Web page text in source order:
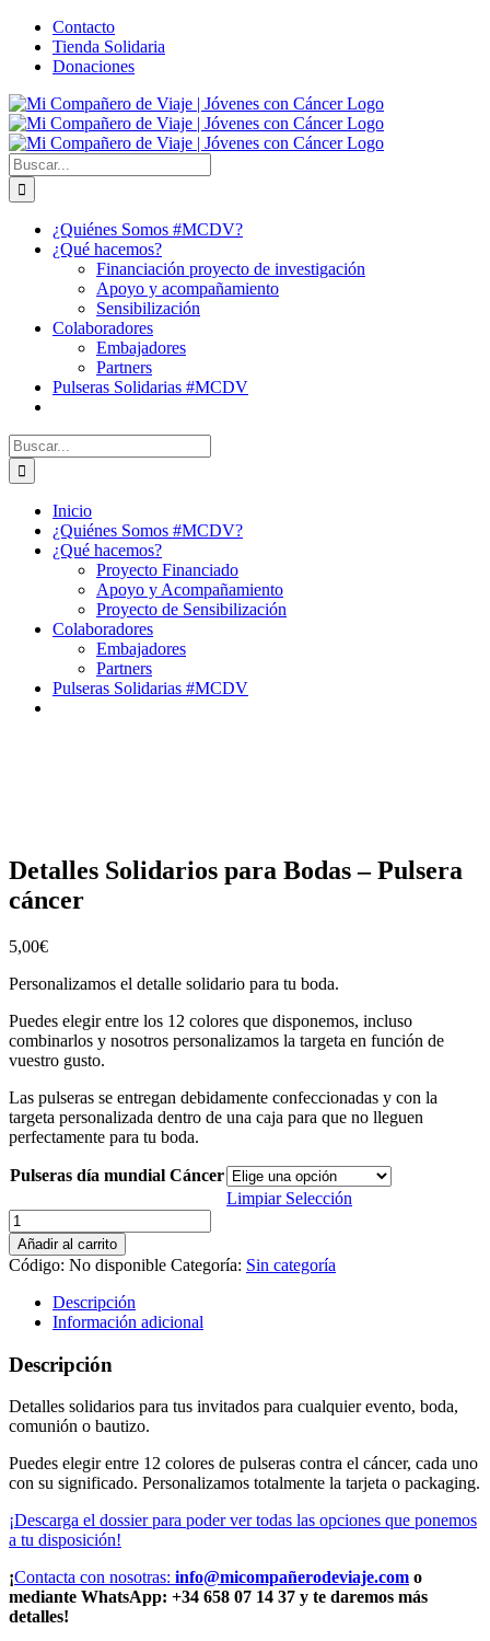
Saltar
contenido
Facebook
YouTube
Instagram
Correo
electrónico
WhatsAppContacto
Tienda Solidaria
Donaciones
Buscar:
¿Quiénes Somos #MCDV?
¿Qué hacemos?
Financiación proyecto de investigación
Apoyo y acompañamiento
Sensibilización
Colaboradores
Embajadores
Partners
Pulseras Solidarias #MCDV
Buscar:
Inicio
¿Quiénes Somos #MCDV?
¿Qué hacemos?
Proyecto Financiado
Apoyo y Acompañamiento
Proyecto de Sensibilización
Colaboradores
Embajadores
Partners
Pulseras Solidarias #MCDV
Detalles Solidarios para Bodas – Pulsera
cáncer
5,00€
Personalizamos el detalle solidario para tu boda.
Puedes elegir entre los 12 colores que disponemos, incluso
combinarlos y nosotros personalizamos la targeta en función de
vuestro gusto.
Las pulseras se entregan debidamente confeccionadas y con la
targeta personalizada dentro de una caja para que no lleguen
perfectamente para tu boda.
Pulseras día mundial Cáncer
Limpiar Selección
Detalles
Solidarios
para
Bodas
Pulsera
cantidad
Añadir al carrito
Código: No disponible Categoría: Sin categoría
Descripción
Información adicional
Descripción
Detalles solidarios para tus invitados para cualquier evento, boda,
comunión o bautizo.
Puedes elegir entre 12 colores de pulseras contra el cáncer, cada uno
con su significado. Personalizamos totalmente la tarjeta o packaging.
¡Descarga el dossier para poder ver todas las opciones que ponemos
a tu disposición!
¡Contacta con nosotras: info@micompañerodeviaje.com o
mediante WhatsApp: +34 658 07 14 37 y te daremos más
detalles!